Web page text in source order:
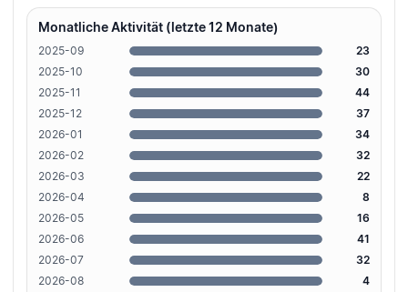
Monatliche Aktivität (letzte 12 Monate)
2025-09
23
2025-10
30
2025-11
44
2025-12
37
2026-01
34
2026-02
32
2026-03
22
2026-04
8
2026-05
16
2026-06
41
2026-07
32
2026-08
4